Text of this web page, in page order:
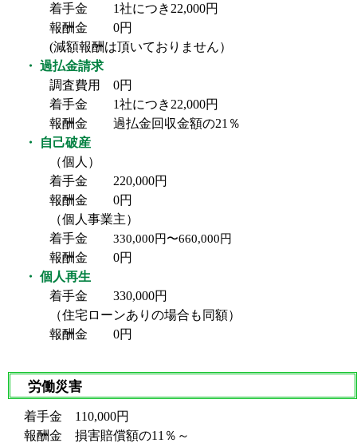
着手金 1社につき22,000円
報酬金 0円
(減額報酬は頂いておりません）
・ 過払金請求
調査費用 0円
着手金 1社につき22,000円
報酬金 過払金回収金額の21％
・ 自己破産
（個人）
着手金 220,000円
報酬金 0円
（個人事業主）
着手金 330,000円〜660,000円
報酬金 0円
・ 個人再生
着手金 330,000円
（住宅ローンありの場合も同額）
報酬金 0円
労働災害
着手金 110,000円
報酬金 損害賠償額の11％～